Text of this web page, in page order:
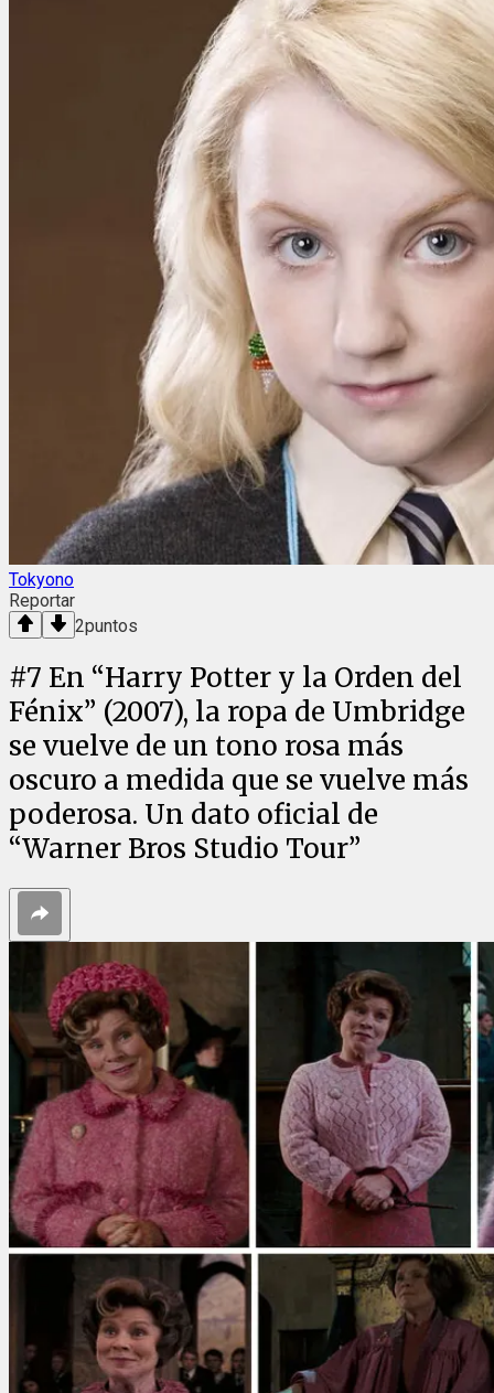
Tokyono
Reportar
2puntos
#7 En “Harry Potter y la Orden del
Fénix” (2007), la ropa de Umbridge
se vuelve de un tono rosa más
oscuro a medida que se vuelve más
poderosa. Un dato oficial de
“Warner Bros Studio Tour”